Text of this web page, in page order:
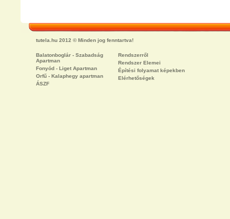
tutela.hu 2012 © Minden jog fenntartva!
Balatonboglár - Szabadság
Apartman
Fonyód - Liget Apartman
Orfű - Kalaphegy apartman
ÁSZF
Rendszerről
Rendszer Elemei
Építési folyamat képekben
Elérhetőségek